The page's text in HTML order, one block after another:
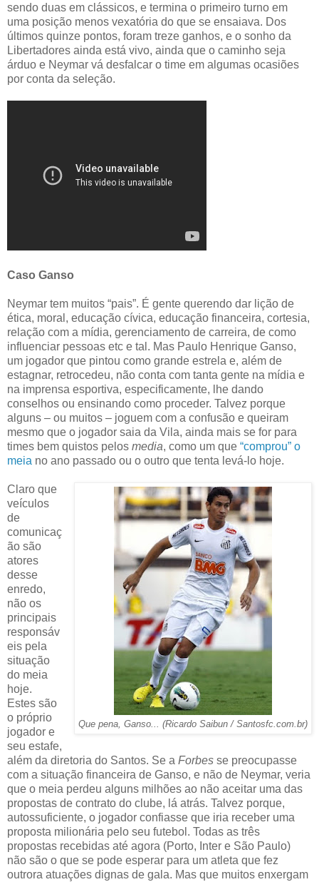
sendo duas em clássicos, e termina o primeiro turno em
uma posição menos vexatória do que se ensaiava. Dos
últimos quinze pontos, foram treze ganhos, e o sonho da
Libertadores ainda está vivo, ainda que o caminho seja
árduo e Neymar vá desfalcar o time em algumas ocasiões
por conta da seleção.
Caso Ganso
Neymar tem muitos “pais”. É gente querendo dar lição de
ética, moral, educação cívica, educação financeira, cortesia,
relação com a mídia, gerenciamento de carreira, de como
influenciar pessoas etc e tal. Mas Paulo Henrique Ganso,
um jogador que pintou como grande estrela e, além de
estagnar, retrocedeu, não conta com tanta gente na mídia e
na imprensa esportiva, especificamente, lhe dando
conselhos ou ensinando como proceder. Talvez porque
alguns – ou muitos – joguem com a confusão e queiram
mesmo que o jogador saia da Vila, ainda mais se for para
times bem quistos pelos media, como um que “comprou” o
meia no ano passado ou o outro que tenta levá-lo hoje.
Que pena, Ganso... (Ricardo Saibun / Santosfc.com.br)
Claro que
veículos
de
comunicaç
ão são
atores
desse
enredo,
não os
principais
responsáv
eis pela
situação
do meia
hoje.
Estes são
o próprio
jogador e
seu estafe,
além da diretoria do Santos. Se a Forbes se preocupasse
com a situação financeira de Ganso, e não de Neymar, veria
que o meia perdeu alguns milhões ao não aceitar uma das
propostas de contrato do clube, lá atrás. Talvez porque,
autossuficiente, o jogador confiasse que iria receber uma
proposta milionária pelo seu futebol. Todas as três
propostas recebidas até agora (Porto, Inter e São Paulo)
não são o que se pode esperar para um atleta que fez
outrora atuações dignas de gala. Mas que muitos enxergam